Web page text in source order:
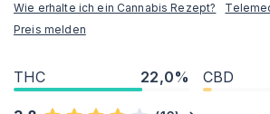
Wie erhalte ich ein Cannabis Rezept?
Preis melden
THC 22,0% CBD